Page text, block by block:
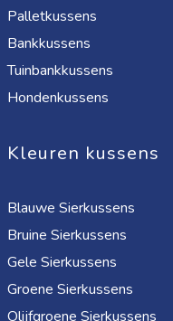
Palletkussens
Bankkussens
Tuinbankkussens
Hondenkussens
Kleuren kussens
Blauwe Sierkussens
Bruine Sierkussens
Gele Sierkussens
Groene Sierkussens
Olijfgroene Sierkussens